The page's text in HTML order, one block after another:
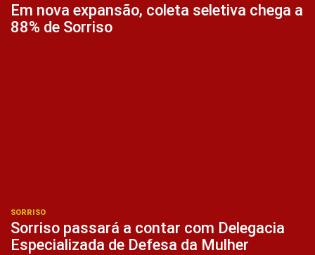
Em nova expansão, coleta seletiva chega a
88% de Sorriso
SORRISO
Sorriso passará a contar com Delegacia
Especializada de Defesa da Mulher